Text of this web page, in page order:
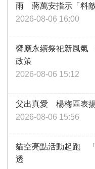
雨 蔣萬安指示「料
2026-08-06 16:00
響應永續祭祀新風氣
政策
2026-08-06 15:12
父出真愛 楊梅區表
2026-08-06 15:56
貓空亮點活動起跑
透